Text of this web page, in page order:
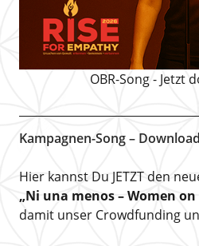
OBR-Song - Jetzt
Kampagnen-Song – Download
Hier kannst Du JETZT den
„Ni una menos – Women on
damit unser Crowdfunding